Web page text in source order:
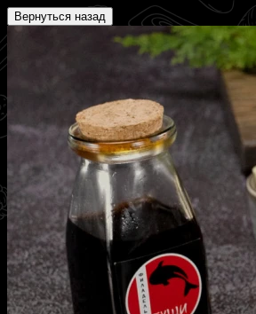
Вернуться назад